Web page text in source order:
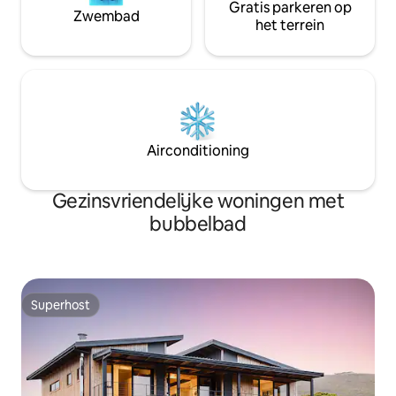
Zwembad
Gratis parkeren op
het terrein
Airconditioning
Gezinsvriendelijke woningen met
bubbelbad
Superhost
Superhost